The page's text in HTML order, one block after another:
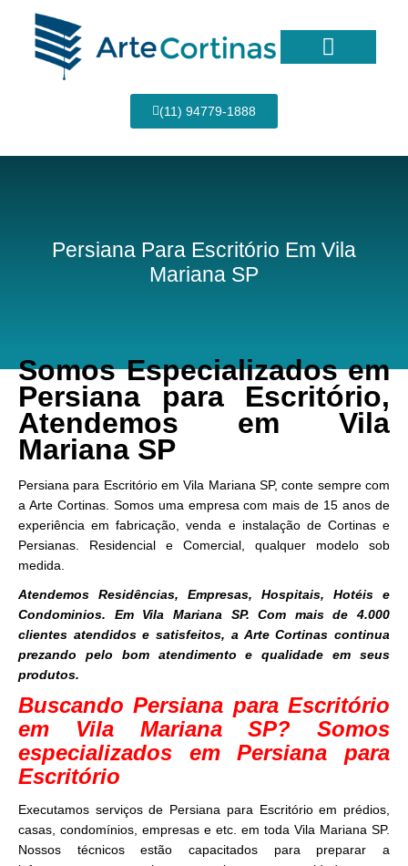
conteúdo
(11) 94779-1888
Persiana Para Escritório Em Vila
Mariana SP
Somos Especializados em
Persiana para Escritório,
Atendemos em Vila
Mariana SP
Persiana para Escritório em Vila Mariana SP, conte sempre com
a Arte Cortinas. Somos uma empresa com mais de 15 anos de
experiência em fabricação, venda e instalação de Cortinas e
Persianas. Residencial e Comercial, qualquer modelo sob
medida.
Atendemos Residências, Empresas, Hospitais, Hotéis e
Condominios. Em Vila Mariana SP. Com mais de 4.000
clientes atendidos e satisfeitos, a Arte Cortinas continua
prezando pelo bom atendimento e qualidade em seus
produtos.
Buscando Persiana para Escritório
em Vila Mariana SP? Somos
especializados em Persiana para
Escritório
Executamos serviços de Persiana para Escritório em prédios,
casas, condomínios, empresas e etc. em toda Vila Mariana SP.
Nossos técnicos estão capacitados para preparar a